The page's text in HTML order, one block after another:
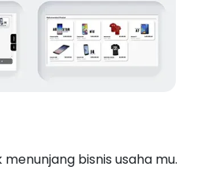
bisnis usaha mu.